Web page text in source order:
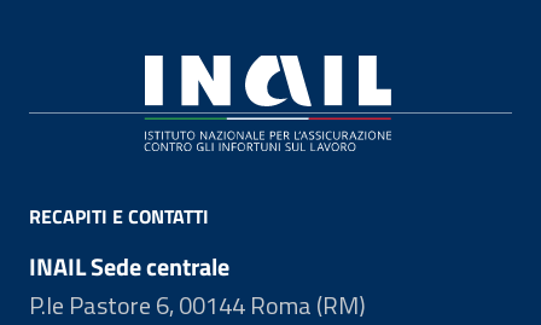
RECAPITI E CONTATTI
INAIL Sede centrale
P.le Pastore 6, 00144 Roma (RM)